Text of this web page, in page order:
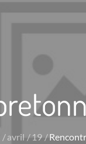
avril 19